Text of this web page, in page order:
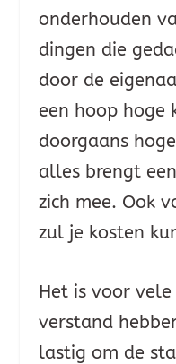
onderhouden
dingen die
door de
een hoop hoge
doorgaans
alles brengt
zich mee. Ook
zul je kosten
Het is voor vele
verstand
lastig om de